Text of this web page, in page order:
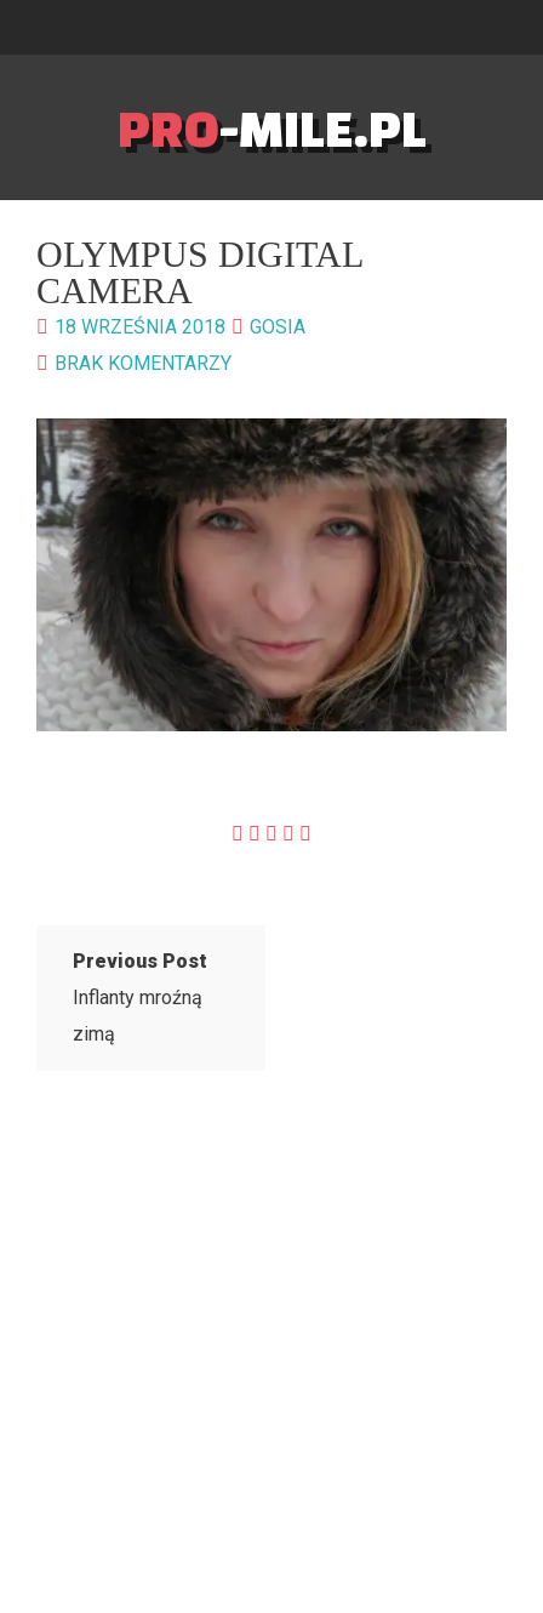
PRO-MILE.PL
OLYMPUS DIGITAL
CAMERA
18 WRZEŚNIA 2018
GOSIA
BRAK KOMENTARZY
Previous Post
Inflanty mroźną
zimą